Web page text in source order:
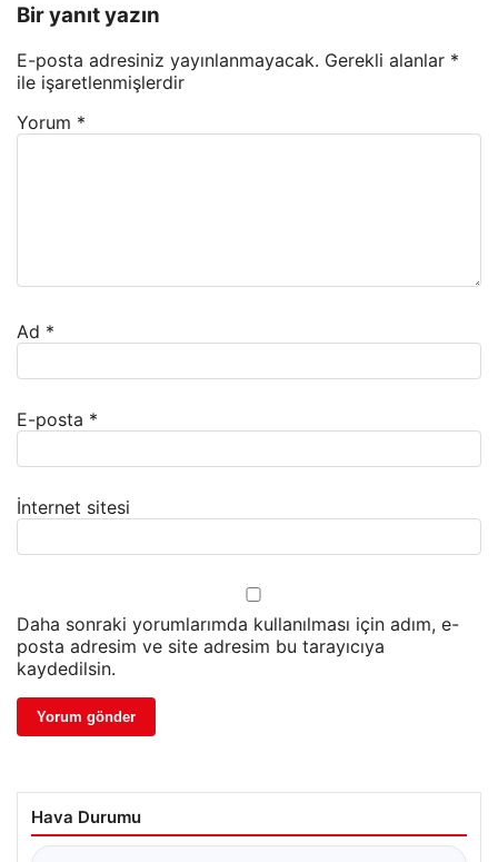
Bir yanıt yazın
E-posta adresiniz yayınlanmayacak. Gerekli alanlar *
ile işaretlenmişlerdir
Yorum *
Ad *
E-posta *
İnternet sitesi
Daha sonraki yorumlarımda kullanılması için adım, e-
posta adresim ve site adresim bu tarayıcıya
kaydedilsin.
Hava Durumu